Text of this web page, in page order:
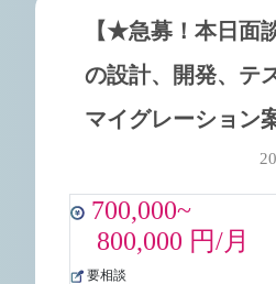
【★急募！本日面
の設計、開発、テ
マイグレーション
700,000~
800,000 円/月
要相談